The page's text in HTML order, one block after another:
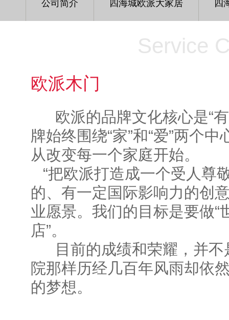
公司简介 四海城欧派大家居 四
Service
欧派木门
欧派的品牌文化核心是“有
牌始终围绕“家”和“爱”两个
从改变每一个家庭开始。
“把欧派打造成一个受人尊
的、有一定国际影响力的创
业愿景。我们的目标是要做“
店”。
目前的成绩和荣耀，并不
院那样历经几百年风雨却依
的梦想。